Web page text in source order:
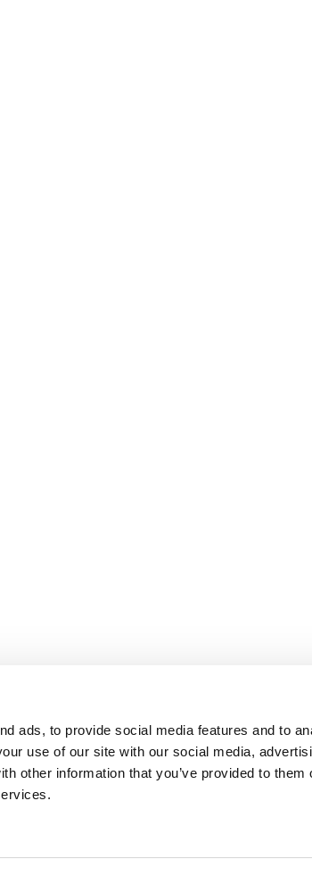
ads, to provide social media features and to
use of our site with our social media,
other information that you’ve provided to them
Paris